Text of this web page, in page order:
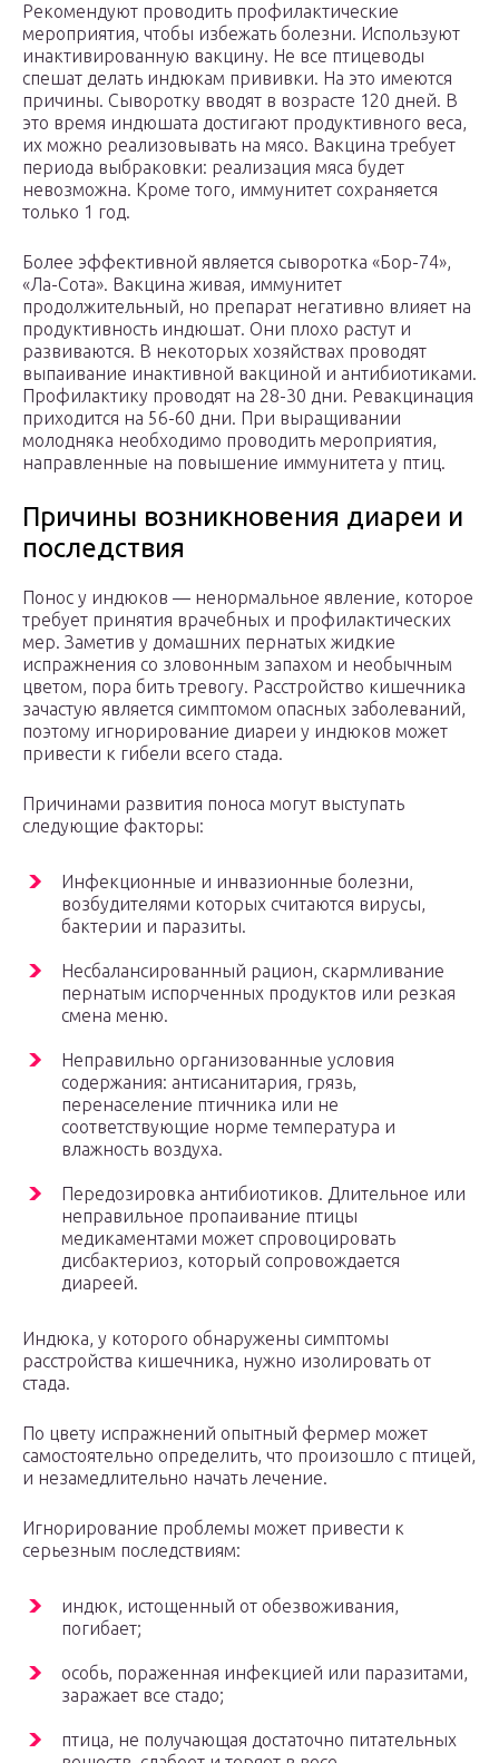
Рекомендуют проводить профилактические
мероприятия, чтобы избежать болезни. Используют
инактивированную вакцину. Не все птицеводы
спешат делать индюкам прививки. На это имеются
причины. Сыворотку вводят в возрасте 120 дней. В
это время индюшата достигают продуктивного веса,
их можно реализовывать на мясо. Вакцина требует
периода выбраковки: реализация мяса будет
невозможна. Кроме того, иммунитет сохраняется
только 1 год.
Более эффективной является сыворотка «Бор-74»,
«Ла-Сота». Вакцина живая, иммунитет
продолжительный, но препарат негативно влияет на
продуктивность индюшат. Они плохо растут и
развиваются. В некоторых хозяйствах проводят
выпаивание инактивной вакциной и антибиотиками.
Профилактику проводят на 28-30 дни. Ревакцинация
приходится на 56-60 дни. При выращивании
молодняка необходимо проводить мероприятия,
направленные на повышение иммунитета у птиц.
Причины возникновения диареи и
последствия
Понос у индюков — ненормальное явление, которое
требует принятия врачебных и профилактических
мер. Заметив у домашних пернатых жидкие
испражнения со зловонным запахом и необычным
цветом, пора бить тревогу. Расстройство кишечника
зачастую является симптомом опасных заболеваний,
поэтому игнорирование диареи у индюков может
привести к гибели всего стада.
Причинами развития поноса могут выступать
следующие факторы:
Инфекционные и инвазионные болезни,
возбудителями которых считаются вирусы,
бактерии и паразиты.
Несбалансированный рацион, скармливание
пернатым испорченных продуктов или резкая
смена меню.
Неправильно организованные условия
содержания: антисанитария, грязь,
перенаселение птичника или не
соответствующие норме температура и
влажность воздуха.
Передозировка антибиотиков. Длительное или
неправильное пропаивание птицы
медикаментами может спровоцировать
дисбактериоз, который сопровождается
диареей.
Индюка, у которого обнаружены симптомы
расстройства кишечника, нужно изолировать от
стада.
По цвету испражнений опытный фермер может
самостоятельно определить, что произошло с птицей,
и незамедлительно начать лечение.
Игнорирование проблемы может привести к
серьезным последствиям:
индюк, истощенный от обезвоживания,
погибает;
особь, пораженная инфекцией или паразитами,
заражает все стадо;
птица, не получающая достаточно питательных